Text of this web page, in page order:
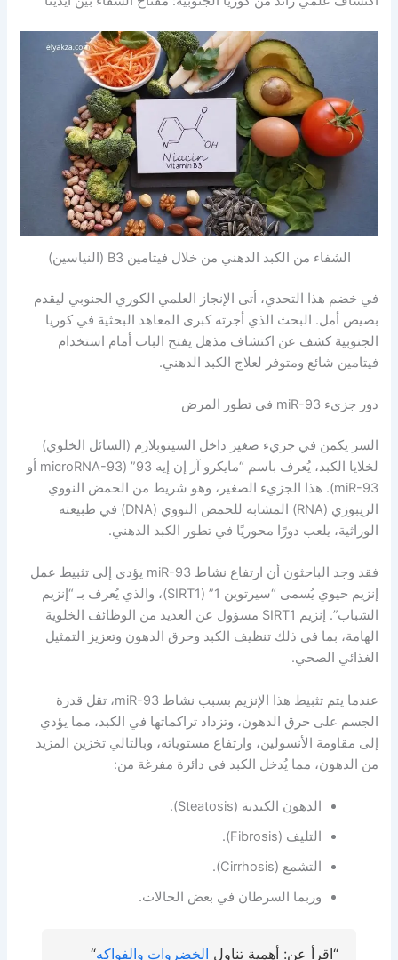
الشفاء من الكبد الدهني من خلال فيتامين B3 (النياسين)
في خضم هذا التحدي، أتى الإنجاز العلمي الكوري الجنوبي ليقدم
بصيص أمل. البحث الذي أجرته كبرى المعاهد البحثية في كوريا
الجنوبية كشف عن اكتشاف مذهل يفتح الباب أمام استخدام
فيتامين شائع ومتوفر لعلاج الكبد الدهني.
دور جزيء miR-93 في تطور المرض
السر يكمن في جزيء صغير داخل السيتوبلازم (السائل الخلوي)
لخلايا الكبد، يُعرف باسم “مايكرو آر إن إيه 93” (microRNA-93 أو
miR-93). هذا الجزيء الصغير، وهو شريط من الحمض النووي
الريبوزي (RNA) المشابه للحمض النووي (DNA) في طبيعته
الوراثية، يلعب دورًا محوريًا في تطور الكبد الدهني.
فقد وجد الباحثون أن ارتفاع نشاط miR-93 يؤدي إلى تثبيط عمل
إنزيم حيوي يُسمى “سيرتوين 1” (SIRT1)، والذي يُعرف بـ “إنزيم
الشباب”. إنزيم SIRT1 مسؤول عن العديد من الوظائف الخلوية
الهامة، بما في ذلك تنظيف الكبد وحرق الدهون وتعزيز التمثيل
الغذائي الصحي.
عندما يتم تثبيط هذا الإنزيم بسبب نشاط miR-93، تقل قدرة
الجسم على حرق الدهون، وتزداد تراكماتها في الكبد، مما يؤدي
إلى مقاومة الأنسولين، وارتفاع مستوياته، وبالتالي تخزين المزيد
من الدهون، مما يُدخل الكبد في دائرة مفرغة من:
الدهون الكبدية (Steatosis).
التليف (Fibrosis).
التشمع (Cirrhosis).
وربما السرطان في بعض الحالات.
“اقرأ عن: أهمية تناول الخضروات والفواكه“